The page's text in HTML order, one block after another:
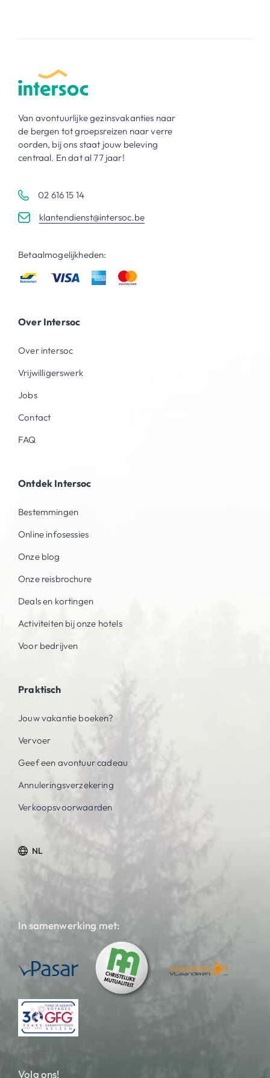
Van avontuurlijke gezinsvakanties naar
de bergen tot groepsreizen naar verre
oorden, bij ons staat jouw beleving
centraal. En dat al 77 jaar!
02 616 15 14
klantendienst@intersoc.be
Betaalmogelijkheden:
Over Intersoc
Over intersoc
Vrijwilligerswerk
Jobs
Contact
FAQ
Ontdek Intersoc
Bestemmingen
Online infosessies
Onze blog
Onze reisbrochure
Deals en kortingen
Activiteiten bij onze hotels
Voor bedrijven
Praktisch
Jouw vakantie boeken?
Vervoer
Geef een avontuur cadeau
Annuleringsverzekering
Verkoopsvoorwaarden
NL
In samenwerking met:
Volg ons!